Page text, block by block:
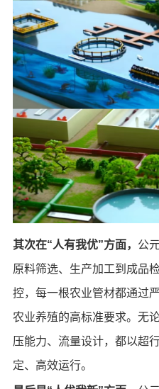
其次在“人有我优”方面， 公
原料筛选、生产加工到成品
控，每一根农业管材都通过
农业养殖的高标准要求。无
压能力、流量设计，都以超
定、高效运行。